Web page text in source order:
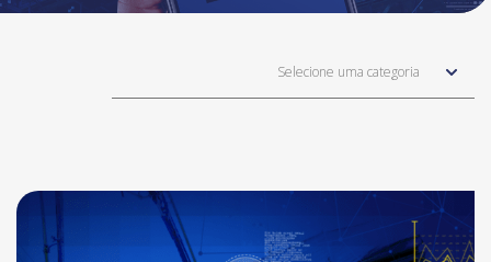
Selecione uma categoria